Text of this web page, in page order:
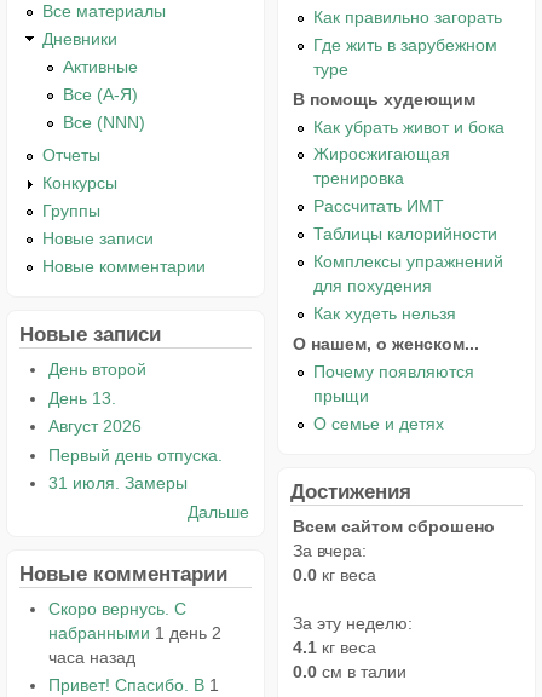
Все материалы
Дневники
Активные
Все (А-Я)
Все (NNN)
Отчеты
Конкурсы
Группы
Новые записи
Новые комментарии
Новые записи
День второй
День 13.
Август 2026
Первый день отпуска.
31 июля. Замеры
Дальше
Новые комментарии
Скоро вернусь. С
набранными 1 день 2
часа назад
Привет! Спасибо. В 1
Как правильно загорать
Где жить в зарубежном
туре
В помощь худеющим
Как убрать живот и бока
Жиросжигающая
тренировка
Рассчитать ИМТ
Таблицы калорийности
Комплексы упражнений
для похудения
Как худеть нельзя
О нашем, о женском...
Почему появляются
прыщи
О семье и детях
Достижения
Всем сайтом сброшено
За вчера:
0.0 кг веса
За эту неделю:
4.1 кг веса
0.0 см в талии